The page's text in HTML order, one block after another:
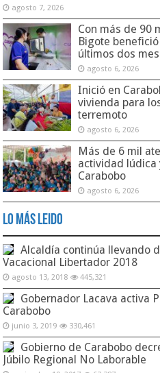
agosto 7, 2026
Con más de 90
Bigote
últimos dos
agosto 6, 2026
Inició en
vivienda para
terremoto
agosto 6, 2026
Más de 6 mil
actividad lúdica
Carabobo
agosto 6, 2026
Lo Más Leido
Alcaldía continúa llevando
Vacacional Libertador 2018
agosto 13, 2018 445,321
Gobernador Lacava activa
Carabobo
junio 3, 2019 330,461
Gobierno de Carabobo
Júbilo Regional No Laborable